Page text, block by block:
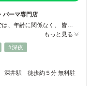
パーマ専門店
まつげのお悩み解決しませんか? 当サロンでは、年齢に関係なく、 皆様にまつげパーマを楽しんで頂けるよう 満足頂けるサービスを提供しています. ナチュラルなデザインやボリュームデザイン、 自まつ毛のお悩みに合わせたデザインなど お客様のご要望に合わせて施術いたします. まつげパーマ・まつげエクステで まつげのお悩みを解決し 目元を美しく引き立て、 自信を持って輝けるようサポートいたします.
もっと見る
#深夜
井駅 徒歩約５分 無料駐